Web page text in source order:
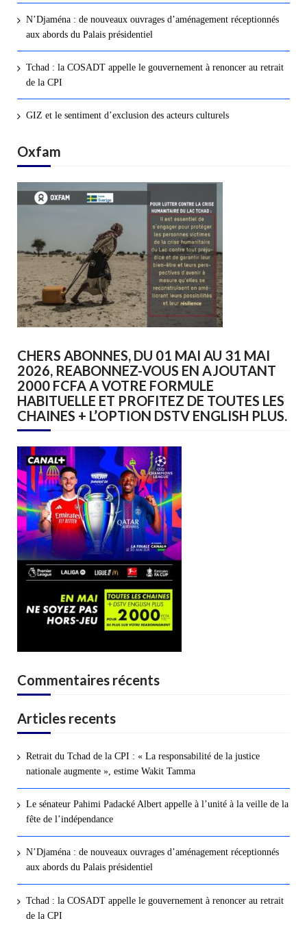
N’Djaména : de nouveaux ouvrages d’aménagement réceptionnés
aux abords du Palais présidentiel
Tchad : la COSADT appelle le gouvernement à renoncer au retrait
de la CPI
GIZ et le sentiment d’exclusion des acteurs culturels
Oxfam
CHERS ABONNES, DU 01 MAI AU 31 MAI
2026, REABONNEZ-VOUS EN AJOUTANT
2000 FCFA A VOTRE FORMULE
HABITUELLE ET PROFITEZ DE TOUTES LES
CHAINES + L’OPTION DSTV ENGLISH PLUS.
Commentaires récents
Articles recents
Retrait du Tchad de la CPI : « La responsabilité de la justice
nationale augmente », estime Wakit Tamma
Le sénateur Pahimi Padacké Albert appelle à l’unité à la veille de la
fête de l’indépendance
N’Djaména : de nouveaux ouvrages d’aménagement réceptionnés
aux abords du Palais présidentiel
Tchad : la COSADT appelle le gouvernement à renoncer au retrait
de la CPI